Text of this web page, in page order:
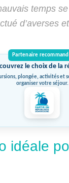
temps
d’averses
le choix de la
plongée, activités et
organiser votre séjour.
idéale